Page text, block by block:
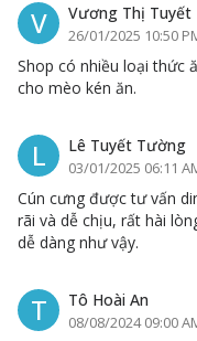
V Vương Thị Tuyết
26/01/2025 10:50
Shop có nhiều loại thức
cho mèo kén ăn.
L Lê Tuyết Tường
03/01/2025 06:11
Cún cưng được tư vấn
rãi và dễ chịu, rất hài
dễ dàng như vậy.
T Tô Hoài An
08/08/2024 09:00